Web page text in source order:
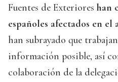
Fuentes de Exteriores han
españoles afectados en
han subrayado que
información posible, así
colaboración de la